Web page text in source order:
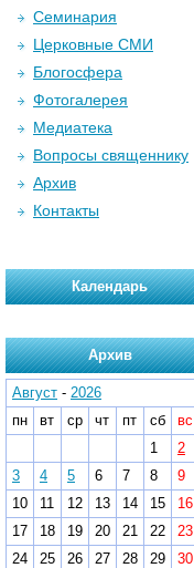
Семинария
Церковные СМИ
Блогосфера
Фотогалерея
Медиатека
Вопросы священнику
Архив
Контакты
Календарь
Архив
Август - 2026
пн
вт ср чт пт сб
вс
1
2
3
4 5 6 7 8
9
10
11 12 13 14 15
16
17
18 19 20 21 22
23
24
25 26 27 28 29
30